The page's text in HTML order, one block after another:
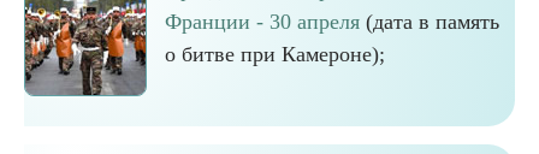
Франции - 30 апреля (дата в память
о битве при Камероне);